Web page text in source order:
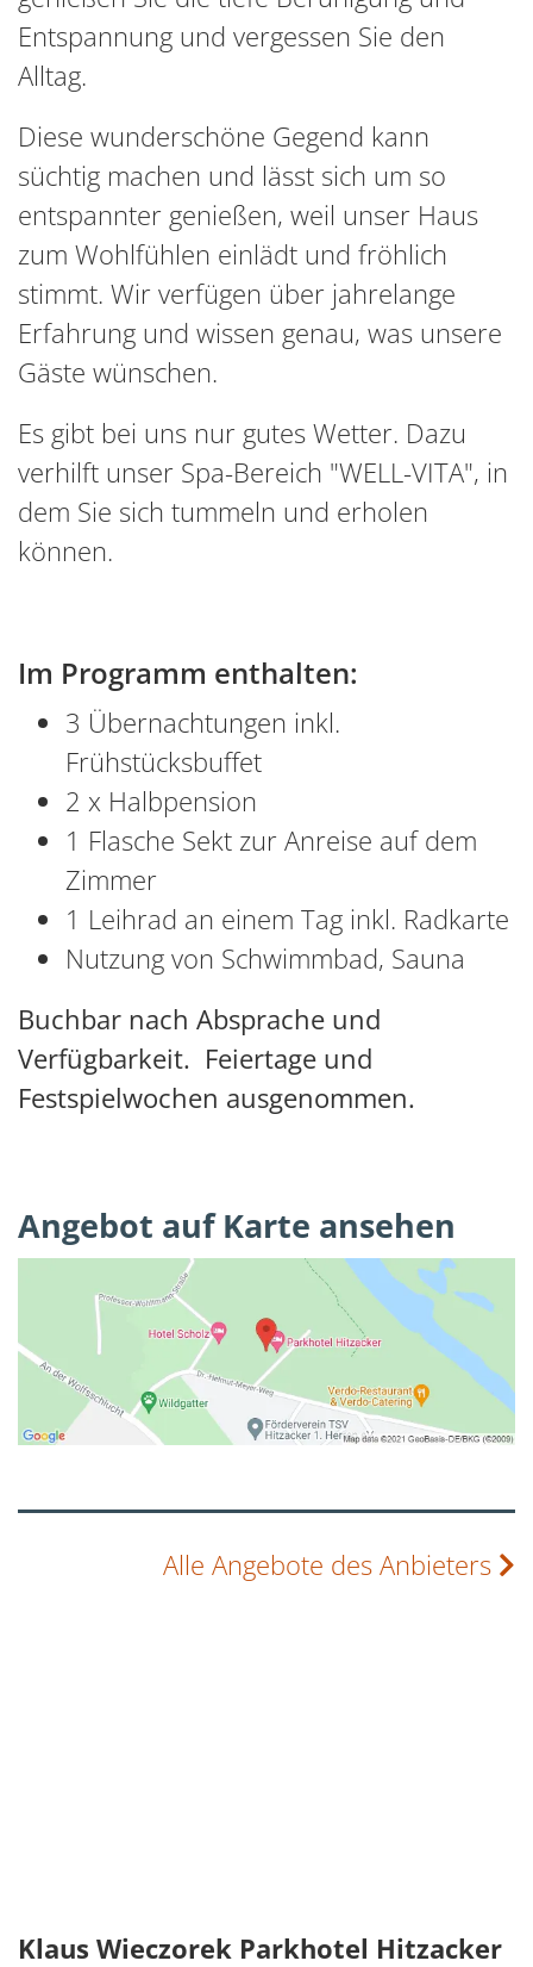
Entspannung und vergessen Sie den
Alltag.
Diese wunderschöne Gegend kann
süchtig machen und lässt sich um so
entspannter genießen, weil unser Haus
zum Wohlfühlen einlädt und fröhlich
stimmt. Wir verfügen über jahrelange
Erfahrung und wissen genau, was unsere
Gäste wünschen.
Es gibt bei uns nur gutes Wetter. Dazu
verhilft unser Spa-Bereich "WELL-VITA", in
dem Sie sich tummeln und erholen
können.
Im Programm enthalten:
3 Übernachtungen inkl.
Frühstücksbuffet
2 x Halbpension
1 Flasche Sekt zur Anreise auf dem
Zimmer
1 Leihrad an einem Tag inkl. Radkarte
Nutzung von Schwimmbad, Sauna
Buchbar nach Absprache und
Verfügbarkeit. Feiertage und
Festspielwochen ausgenommen.
Angebot auf Karte ansehen
Alle Angebote des Anbieters
Klaus Wieczorek Parkhotel Hitzacker